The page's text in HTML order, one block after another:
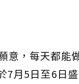
意，每天都
7月5日至6日